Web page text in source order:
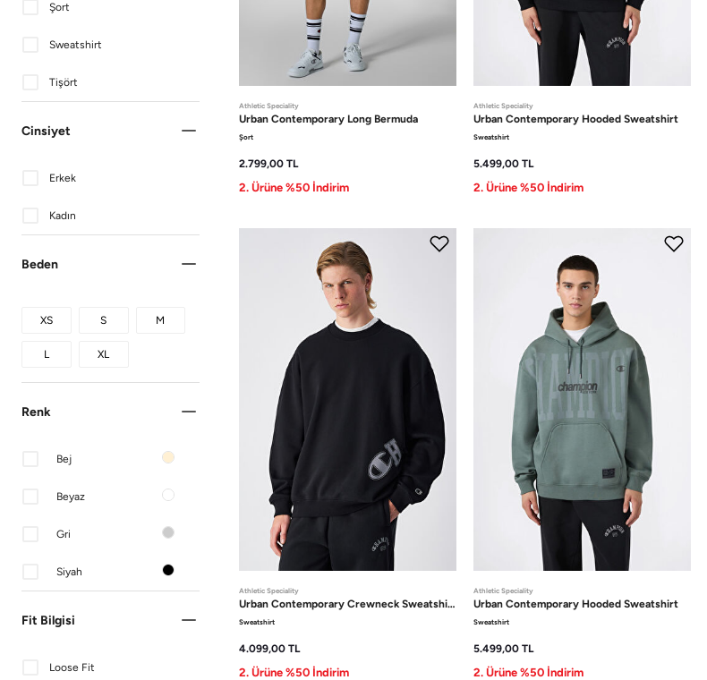
Şort
Sweatshirt
Tişört
Cinsiyet
Erkek
Kadın
Beden
XS S M
L XL
Renk
Bej
Beyaz
Gri
Siyah
Fit Bilgisi
Loose Fit
Athletic Speciality
Urban Contemporary Long Bermuda
Şort
2.799,00 TL
2. Ürüne %50 İndirim
Athletic Speciality
Urban Contemporary Hooded Sweatshirt
Sweatshirt
5.499,00 TL
2. Ürüne %50 İndirim
Athletic Speciality
Urban Contemporary Crewneck Sweatshirt
Sweatshirt
4.099,00 TL
2. Ürüne %50 İndirim
Athletic Speciality
Urban Contemporary Hooded Sweatshirt
Sweatshirt
5.499,00 TL
2. Ürüne %50 İndirim